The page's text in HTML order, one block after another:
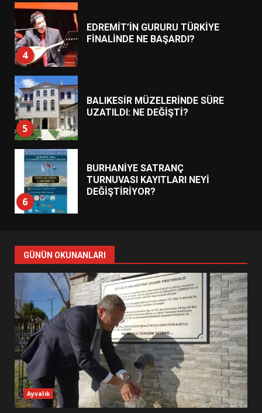
4
5
6
BURHANİYE BELEDİYESPOR’DA
1
AYVALIK SU MİRASI İÇİN
HAREKETE GEÇİYOR: GÖZLER
BULUŞMADA
2
ESA 2026’DA TÜRK BAHARATI
NEYİ TEMSİL ETTİ?
GÜNÜN OKUNANLARI
Ayvalık